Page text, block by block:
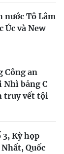
nước Tô Lâm
Úc và New
Công an
bảng C
truy vết tội
3, Kỳ họp
Quốc